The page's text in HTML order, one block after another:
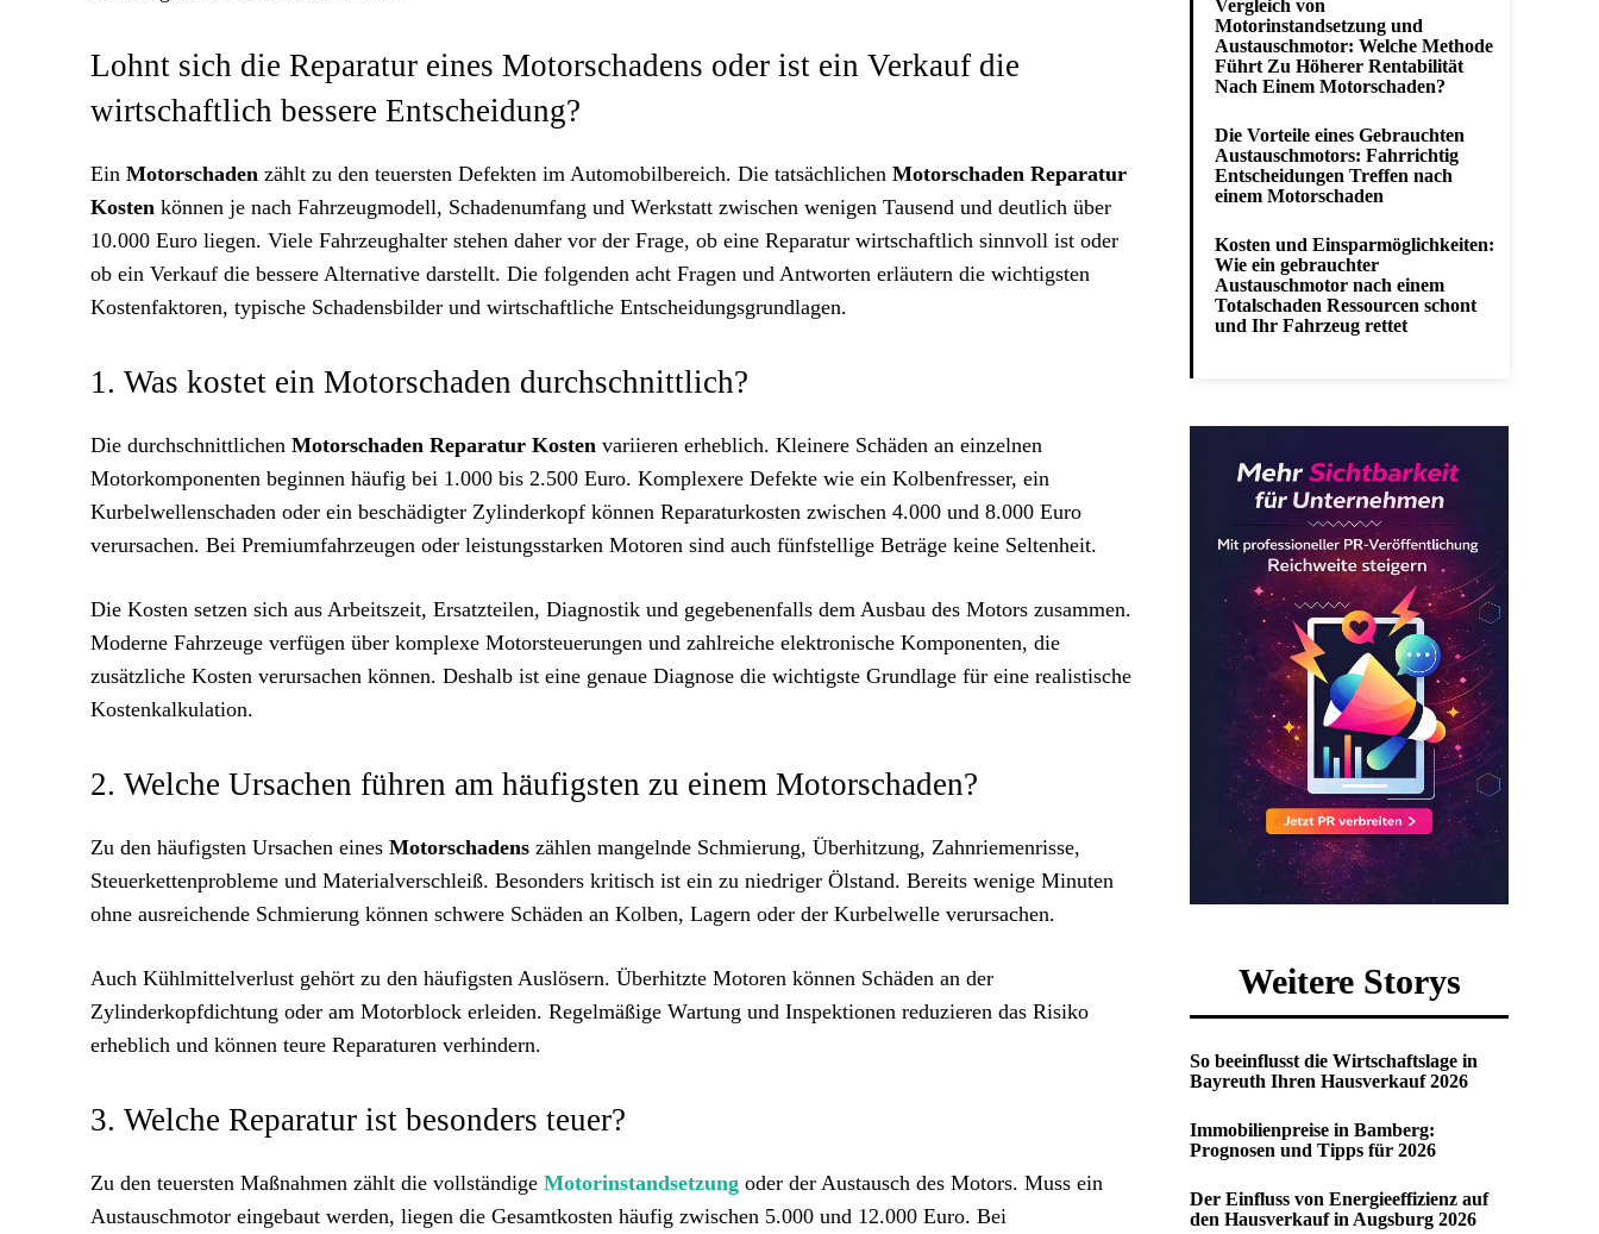
Lohnt sich die Reparatur eines Motorschadens oder ist ein Verkauf die
wirtschaftlich bessere Entscheidung?
Ein Motorschaden zählt zu den teuersten Defekten im Automobilbereich. Die tatsächlichen Motorschaden Reparatur
Kosten können je nach Fahrzeugmodell, Schadenumfang und Werkstatt zwischen wenigen Tausend und deutlich über
10.000 Euro liegen. Viele Fahrzeughalter stehen daher vor der Frage, ob eine Reparatur wirtschaftlich sinnvoll ist oder
ob ein Verkauf die bessere Alternative darstellt. Die folgenden acht Fragen und Antworten erläutern die wichtigsten
Kostenfaktoren, typische Schadensbilder und wirtschaftliche Entscheidungsgrundlagen.
1. Was kostet ein Motorschaden durchschnittlich?
Die durchschnittlichen Motorschaden Reparatur Kosten variieren erheblich. Kleinere Schäden an einzelnen
Motorkomponenten beginnen häufig bei 1.000 bis 2.500 Euro. Komplexere Defekte wie ein Kolbenfresser, ein
Kurbelwellenschaden oder ein beschädigter Zylinderkopf können Reparaturkosten zwischen 4.000 und 8.000 Euro
verursachen. Bei Premiumfahrzeugen oder leistungsstarken Motoren sind auch fünfstellige Beträge keine Seltenheit.
Die Kosten setzen sich aus Arbeitszeit, Ersatzteilen, Diagnostik und gegebenenfalls dem Ausbau des Motors zusammen.
Moderne Fahrzeuge verfügen über komplexe Motorsteuerungen und zahlreiche elektronische Komponenten, die
zusätzliche Kosten verursachen können. Deshalb ist eine genaue Diagnose die wichtigste Grundlage für eine realistische
Kostenkalkulation.
2. Welche Ursachen führen am häufigsten zu einem Motorschaden?
Zu den häufigsten Ursachen eines Motorschadens zählen mangelnde Schmierung, Überhitzung, Zahnriemenrisse,
Steuerkettenprobleme und Materialverschleiß. Besonders kritisch ist ein zu niedriger Ölstand. Bereits wenige Minuten
ohne ausreichende Schmierung können schwere Schäden an Kolben, Lagern oder der Kurbelwelle verursachen.
Auch Kühlmittelverlust gehört zu den häufigsten Auslösern. Überhitzte Motoren können Schäden an der
Zylinderkopfdichtung oder am Motorblock erleiden. Regelmäßige Wartung und Inspektionen reduzieren das Risiko
erheblich und können teure Reparaturen verhindern.
3. Welche Reparatur ist besonders teuer?
Zu den teuersten Maßnahmen zählt die vollständige Motorinstandsetzung oder der Austausch des Motors. Muss ein
Austauschmotor eingebaut werden, liegen die Gesamtkosten häufig zwischen 5.000 und 12.000 Euro. Bei
Vergleich von
Motorinstandsetzung und
Austauschmotor: Welche Methode
Führt Zu Höherer Rentabilität
Nach Einem Motorschaden?
Die Vorteile eines Gebrauchten
Austauschmotors: Fahrrichtig
Entscheidungen Treffen nach
einem Motorschaden
Kosten und Einsparmöglichkeiten:
Wie ein gebrauchter
Austauschmotor nach einem
Totalschaden Ressourcen schont
und Ihr Fahrzeug rettet
Weitere Storys
So beeinflusst die Wirtschaftslage in
Bayreuth Ihren Hausverkauf 2026
Immobilienpreise in Bamberg:
Prognosen und Tipps für 2026
Der Einfluss von Energieeffizienz auf
den Hausverkauf in Augsburg 2026